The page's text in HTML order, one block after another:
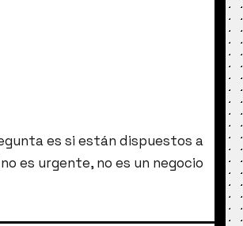
es si están dispuestos a
es urgente, no es un negocio